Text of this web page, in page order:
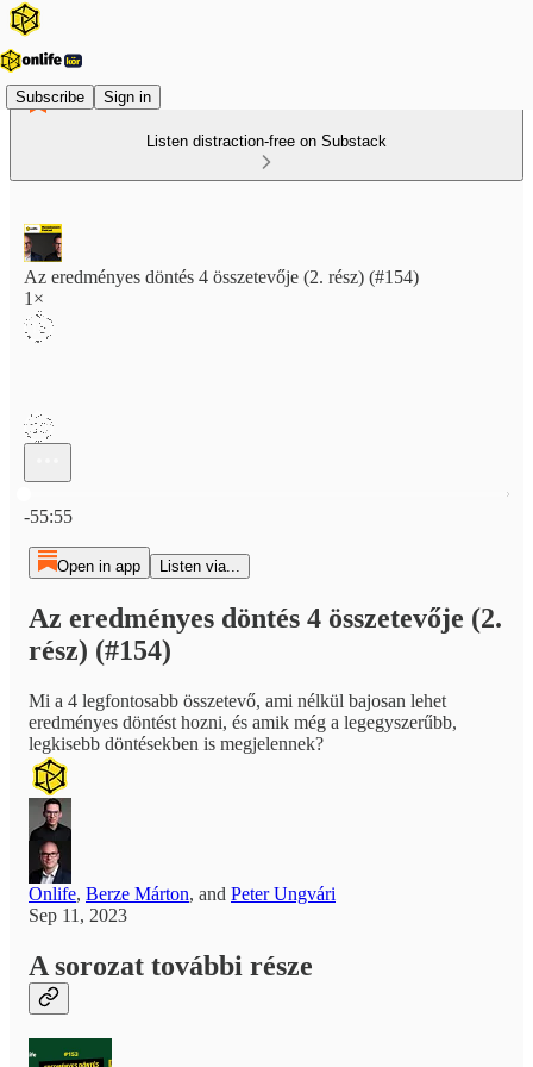
Subscribe Sign in
Listen distraction-free on Substack
Az eredményes döntés 4 összetevője (2. rész) (#154)
1×
-55:55
Open in app Listen via...
Az eredményes döntés 4 összetevője (2.
rész) (#154)
Mi a 4 legfontosabb összetevő, ami nélkül bajosan lehet
eredményes döntést hozni, és amik még a legegyszerűbb,
legkisebb döntésekben is megjelennek?
Onlife, Berze Márton, and Peter Ungvári
Sep 11, 2023
A sorozat további része